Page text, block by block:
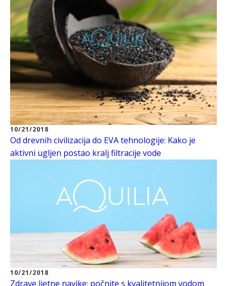
10/21/2018
Od drevnih civilizacija do EVA tehnologije: Kako je
aktivni ugljen postao kralj filtracije vode
10/21/2018
Zdrave ljetne navike: počnite s kvalitetnijom vodom